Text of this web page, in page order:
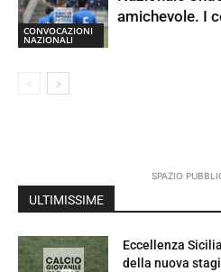
CONVOCAZIONI
NAZIONALI
amichevole. I
SPAZIO
ULTIMISSIME
Eccellenza
della nuova